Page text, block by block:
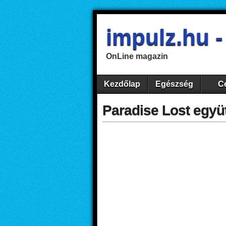
impulz.hu
OnLine magazin
Kezdőlap Egészség
Paradise Lost